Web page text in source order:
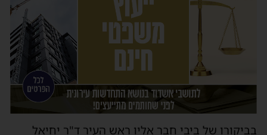
בביקורו של ביבי חבר אליו ראש העיר ד"ר יחיאל